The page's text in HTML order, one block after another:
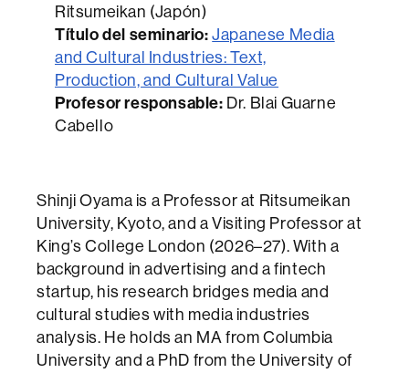
Ritsumeikan (Japón)
Título del seminario: Japanese Media
and Cultural Industries: Text,
Production, and Cultural Value
Profesor responsable: Dr. Blai Guarne
Cabello
Shinji Oyama is a Professor at Ritsumeikan
University, Kyoto, and a Visiting Professor at
King’s College London (2026–27). With a
background in advertising and a fintech
startup, his research bridges media and
cultural studies with media industries
analysis. He holds an MA from Columbia
University and a PhD from the University of